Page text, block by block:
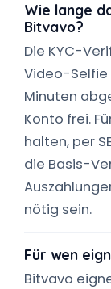
Wie lange
Bitvavo?
Die KYC-
Video-Selfie
Minuten
Konto frei.
halten, per
die Basis-
nötig sein.
Für wen
Bitvavo